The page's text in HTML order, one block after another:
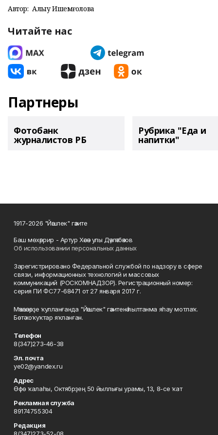
Автор: Алһыу Ишемғолова
Читайте нас
Партнеры
Фотобанк
журналистов РБ
Рубрика "Еда и
напитки"
1917-2026 "Йәшлек" гәзите
Баш мөхәррир - Артур Хәсән улы Дәүләтбәков
Об использовании персональных данных
Зарегистрировано Федеральной службой по надзору в сфере
связи, информационных технологий и массовых
коммуникаций (РОСКОМНАДЗОР). Регистрационный номер:
серия ПИ ФС77-68471 от 27 января 2017 г.
Мәҡәләләрҙе ҡулланғанда "Йәшлек" гәзитенә һылтанма яһау мотлаҡ.
Бөтә хоҡуҡтар яҡланған.
Телефон
8(347)273-46-38
Эл. почта
ye02@yandex.ru
Адрес
Өфө ҡалаһы, Октябрҙең 50 йыллығы урамы, 13, 8-се ҡат
Рекламная служба
89174755304
Редакция
8(347)273-52-08